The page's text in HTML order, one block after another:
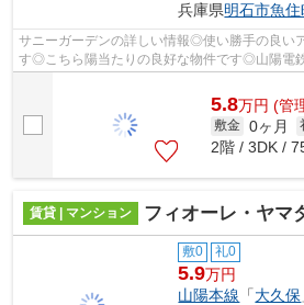
兵庫県明石市魚住
サニーガーデンの詳しい情報◎使い勝手の良い
す◎こちら陽当たりの良好な物件です◎山陽電
5.8万円 (管
敷金 0ヶ月
2階 / 3DK /
賃貸 | マンション フィオーレ・ヤマ
敷0 礼0
5.9万円
山陽本線 「大久保